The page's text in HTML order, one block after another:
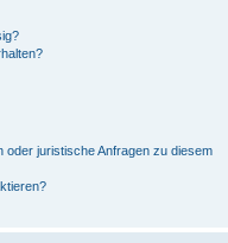
oder juristische Anfragen zu diesem